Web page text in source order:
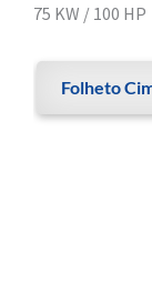
75 KW / 100 HP
Folheto